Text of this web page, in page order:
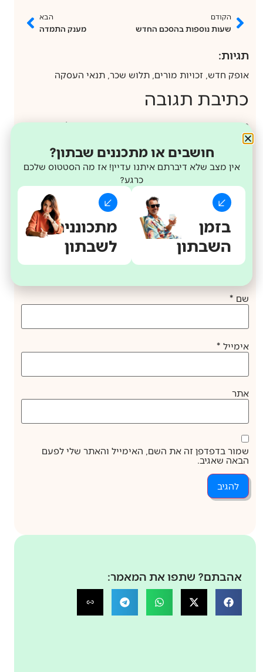
הקודם
שעות נוספות בהסכם החדש
הבא
מענק התמדה
תגיות:
אופק חדש זכויות מורים תלוש שכר תנאי העסקה
כתיבת תגובה
האימייל לא יוצג באתר. שדות החובה מסומנים*
התגובה שלך*
שם *
אימייל *
אתר
שמור בדפדפן זה את השם, האימייל והאתר שלי לפעם
הבאה שאגיב.
אהבתם? שתפו את המאמר:
חושבים או מתכננים שבתון?
אין מצב שלא דיברתם איתנו עדיין! אז מה הסטטוס שלכם
כרגע?
בזמן
השבתון
מתכוננים
לשבתון